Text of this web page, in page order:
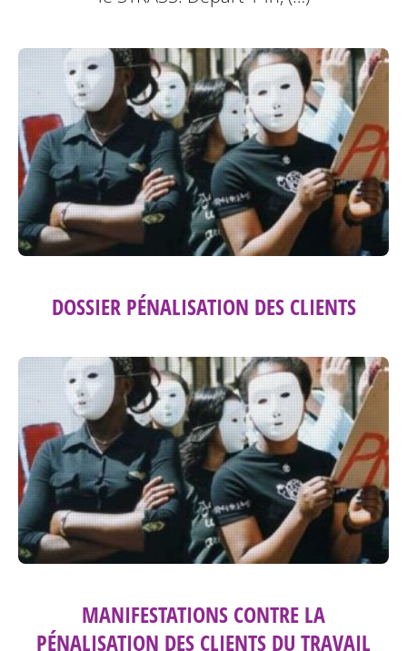
DOSSIER PÉNALISATION DES CLIENTS
MANIFESTATIONS CONTRE LA
PÉNALISATION DES CLIENTS DU TRAVAIL